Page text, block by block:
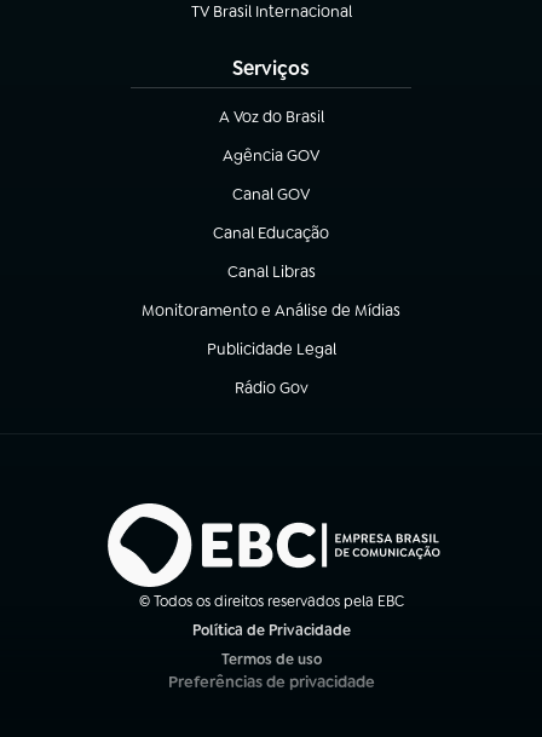
TV Brasil Internacional
(abre em nova aba)
Serviços
A Voz do Brasil
(abre em nova aba)
Agência GOV
(abre em nova aba)
Canal GOV
(abre em nova aba)
Canal Educação
(abre em nova aba)
Canal Libras
(abre em nova aba)
Monitoramento e Análise de Mídias
(abre em nova aba)
Publicidade Legal
(abre em nova aba)
Rádio Gov
(abre em nova aba)
© Todos os direitos reservados pela EBC
Política de Privacidade
Termos de uso
(abre em nova aba)
Preferências de privacidade